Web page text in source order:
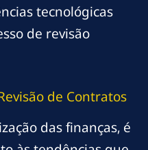
tecnológicas
de revisão
de Contratos
das finanças, é